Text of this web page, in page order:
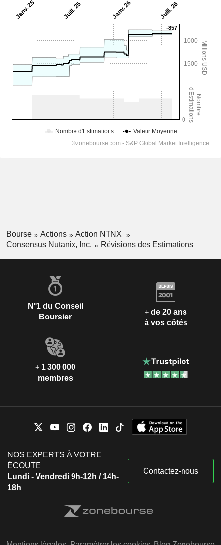
Bourse Actions
Action NTNX
Consensus Nutanix, Inc.
Révisions des Estimations
N°1 du Conseil
Boursier
+ de 20 ans
à vos côtés
+ 1 300 000
membres
NOS EXPERTS À VOTRE
ÉCOUTE
Lundi - Vendredi 9h-12h / 14h-
18h
Contactez-nous